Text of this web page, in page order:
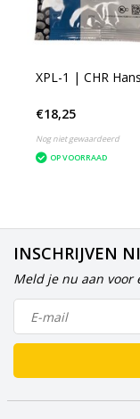
XPL-1 | CHR
€18,25
Nog niet gewaardeerd
OP VOORRAAD
INSCHRIJVEN
Meld je nu aan